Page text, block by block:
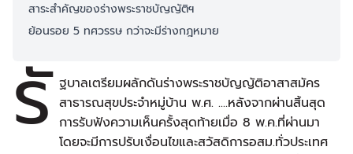
สาระสำคัญของร่างพระราชบัญญัติฯ
ย้อนรอย 5 ทศวรรษ กว่าจะมีร่างกฎหมาย
รั ฐบาลเตรียมผลักดันร่างพระราชบัญญัติอาสาสมัคร
สาธารณสุขประจําหมู่บ้าน พ.ศ. ....หลังจากผ่านสิ้นสุด
การรับฟังความเห็นครั้งสุดท้ายเมื่อ 8 พ.ค.ที่ผ่านมา
โดยจะมีการปรับเงื่อนไขและสวัสดิการอสม.ทั่วประเทศ